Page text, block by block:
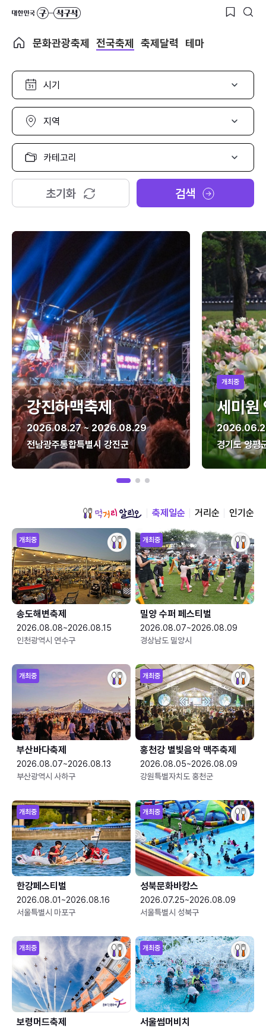
문화관광축제 전국축제 축제달력 테마
시
선
택
지
선
택
카
고
리
택
초기화 검색
강진하맥축제
2026.08.27 ~ 2026.08.29
전남광주통합특별시 강진군
개최중
세미원
경기도 양평
축제일순 거리순 인기순
개최중
송도해변축제
2026.08.08~2026.08.15
인천광역시 연수구
개최중
밀양 수퍼 페스티벌
2026.08.07~2026.08.09
경상남도 밀양시
개최중
부산바다축제
2026.08.07~2026.08.13
부산광역시 사하구
개최중
홍천강 별빛음악 맥주축제
2026.08.05~2026.08.09
강원특별자치도 홍천군
개최중
한강페스티벌
2026.08.01~2026.08.16
서울특별시 마포구
개최중
성북문화바캉스
2026.07.25~2026.08.09
서울특별시 성북구
개최중
보령머드축제
개최중
서울썸머비치